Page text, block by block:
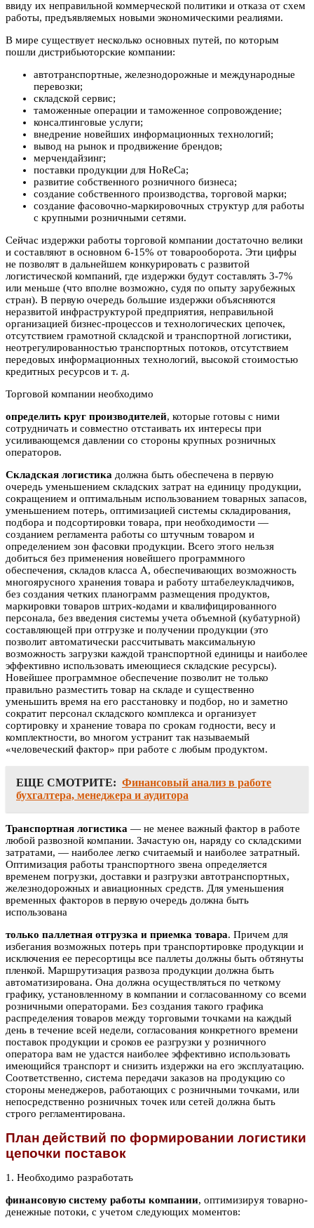
ввиду их неправильной коммерческой политики и отказа от схем
работы, предъявляемых новыми экономическими реалиями.
В мире существует несколько основных путей, по которым
пошли дистрибьюторские компании:
автотранспортные, железнодорожные и международные
перевозки;
складской сервис;
таможенные операции и таможенное сопровождение;
консалтинговые услуги;
внедрение новейших информационных технологий;
вывод на рынок и продвижение брендов;
мерчендайзинг;
поставки продукции для HoReCa;
развитие собственного розничного бизнеса;
создание собственного производства, торговой марки;
создание фасовочно-маркировочных структур для работы
с крупными розничными сетями.
Сейчас издержки работы торговой компании достаточно велики
и составляют в основном 6-15% от товарооборота. Эти цифры
не позволят в дальнейшем конкурировать с развитой
логистической компаний, где издержки будут составлять 3-7%
или меньше (что вполне возможно, судя по опыту зарубежных
стран). В первую очередь большие издержки объясняются
неразвитой инфраструктурой предприятия, неправильной
организацией бизнес-процессов и технологических цепочек,
отсутствием грамотной складской и транспортной логистики,
неотрегулированностью транспортных потоков, отсутствием
передовых информационных технологий, высокой стоимостью
кредитных ресурсов и т. д.
Торговой компании необходимо
определить круг производителей, которые готовы с ними
сотрудничать и совместно отстаивать их интересы при
усиливающемся давлении со стороны крупных розничных
операторов.
Складская логистика должна быть обеспечена в первую
очередь уменьшением складских затрат на единицу продукции,
сокращением и оптимальным использованием товарных запасов,
уменьшением потерь, оптимизацией системы складирования,
подбора и подсортировки товара, при необходимости —
созданием регламента работы со штучным товаром и
определением зон фасовки продукции. Всего этого нельзя
добиться без применения новейшего программного
обеспечения, складов класса А, обеспечивающих возможность
многоярусного хранения товара и работу штабелеукладчиков,
без создания четких планограмм размещения продуктов,
маркировки товаров штрих-кодами и квалифицированного
персонала, без введения системы учета объемной (кубатурной)
составляющей при отгрузке и получении продукции (это
позволит автоматически рассчитывать максимальную
возможность загрузки каждой транспортной единицы и наиболее
эффективно использовать имеющиеся складские ресурсы).
Новейшее программное обеспечение позволит не только
правильно разместить товар на складе и существенно
уменьшить время на его расстановку и подбор, но и заметно
сократит персонал складского комплекса и организует
сортировку и хранение товара по срокам годности, весу и
комплектности, во многом устранит так называемый
«человеческий фактор» при работе с любым продуктом.
ЕЩЕ СМОТРИТЕ: Финансовый анализ в работе
бухгалтера, менеджера и аудитора
Транспортная логистика — не менее важный фактор в работе
любой развозной компании. Зачастую он, наряду со складскими
затратами, — наиболее легко считаемый и наиболее затратный.
Оптимизация работы транспортного звена определяется
временем погрузки, доставки и разгрузки автотранспортных,
железнодорожных и авиационных средств. Для уменьшения
временных факторов в первую очередь должна быть
использована
только паллетная отгрузка и приемка товара. Причем для
избегания возможных потерь при транспортировке продукции и
исключения ее пересортицы все паллеты должны быть обтянуты
пленкой. Маршрутизация развоза продукции должна быть
автоматизирована. Она должна осуществляться по четкому
графику, установленному в компании и согласованному со всеми
розничными операторами. Без создания такого графика
распределения товаров между торговыми точками на каждый
день в течение всей недели, согласования конкретного времени
поставок продукции и сроков ее разгрузки у розничного
оператора вам не удастся наиболее эффективно использовать
имеющийся транспорт и снизить издержки на его эксплуатацию.
Соответственно, система передачи заказов на продукцию со
стороны менеджеров, работающих с розничными точками, или
непосредственно розничных точек или сетей должна быть
строго регламентирована.
План действий по формировании логистики
цепочки поставок
1. Необходимо разработать
финансовую систему работы компании, оптимизируя товарно-
денежные потоки, с учетом следующих моментов: